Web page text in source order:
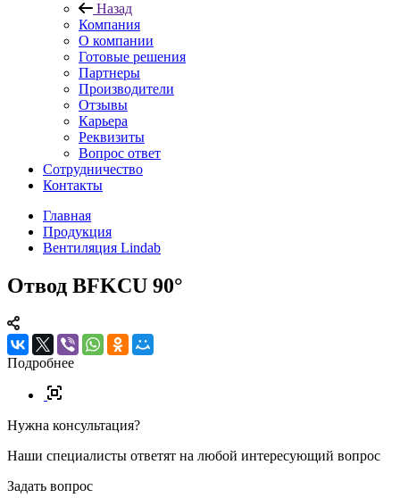
Назад
Компания
О компании
Готовые решения
Партнеры
Производители
Отзывы
Карьера
Реквизиты
Вопрос ответ
Сотрудничество
Контакты
Главная
Продукция
Вентиляция Lindab
Отвод BFKCU 90°
Подробнее
Нужна консультация?
Наши специалисты ответят на любой интересующий вопрос
Задать вопрос